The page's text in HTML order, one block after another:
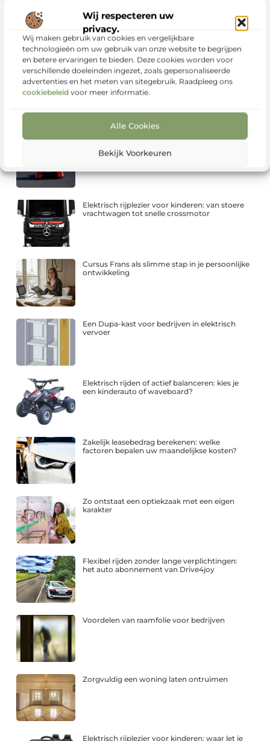
Wij respecteren uw
privacy.
Wij maken gebruik van cookies en vergelijkbare
technologieën om uw gebruik van onze website te begrijpen
en betere ervaringen te bieden. Deze cookies worden voor
verschillende doeleinden ingezet, zoals gepersonaliseerde
advertenties en het meten van sitegebruik. Raadpleeg ons
cookiebeleid voor meer informatie.
Alle Cookies
Bekijk Voorkeuren
CO2-reductie begint bij slimmer
goederentransport
Infrarood panelen kopen: comfortabel en
gericht verwarmen
transport en slimmer wagenparkbeheer
Elektrisch rijplezier voor kinderen: van stoere
vrachtwagen tot snelle crossmotor
Cursus Frans als slimme stap in je persoonlijke
ontwikkeling
Een Dupa-kast voor bedrijven in elektrisch
vervoer
Elektrisch rijden of actief balanceren: kies je
een kinderauto of waveboard?
Zakelijk leasebedrag berekenen: welke
factoren bepalen uw maandelijkse kosten?
Zo ontstaat een optiekzaak met een eigen
karakter
Flexibel rijden zonder lange verplichtingen:
het auto abonnement van Drive4joy
Voordelen van raamfolie voor bedrijven
Zorgvuldig een woning laten ontruimen
Elektrisch rijplezier voor kinderen: waar let je